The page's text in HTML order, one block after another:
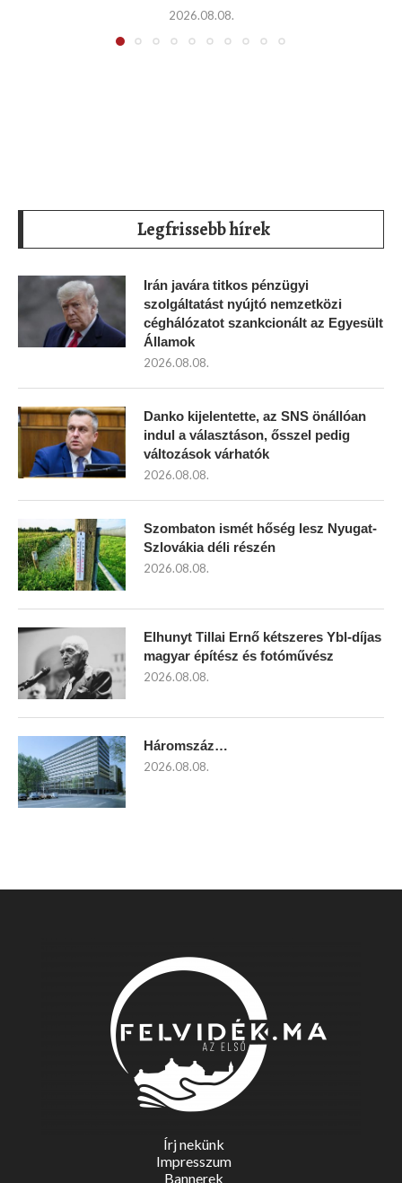
2026.08.08.
Legfrissebb hírek
Irán javára titkos pénzügyi
szolgáltatást nyújtó nemzetközi
céghálózatot szankcionált az Egyesült
Államok
2026.08.08.
Danko kijelentette, az SNS önállóan
indul a választáson, ősszel pedig
változások várhatók
2026.08.08.
Szombaton ismét hőség lesz Nyugat-
Szlovákia déli részén
2026.08.08.
Elhunyt Tillai Ernő kétszeres Ybl-díjas
magyar építész és fotóművész
2026.08.08.
Háromszáz…
2026.08.08.
Írj nekünk
Impresszum
Bannerek